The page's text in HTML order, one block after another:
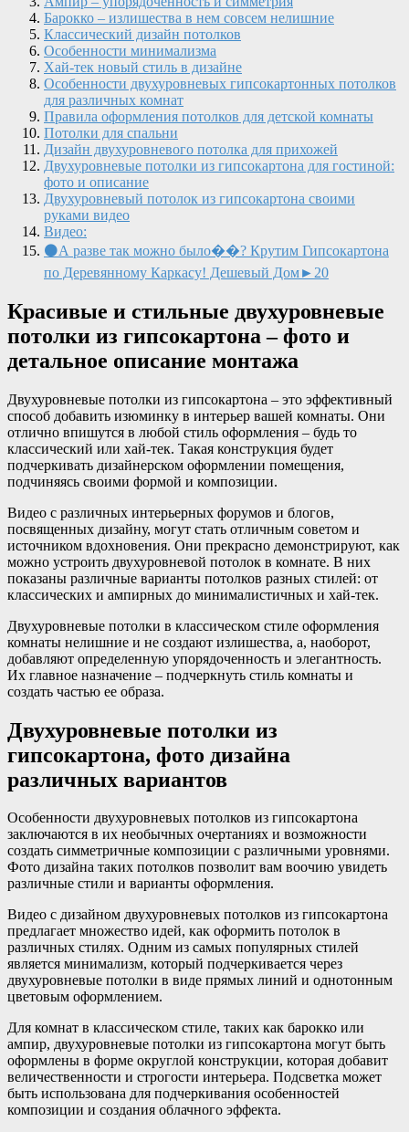
Барокко – излишества в нем совсем нелишние
Классический дизайн потолков
Особенности минимализма
Хай-тек новый стиль в дизайне
Особенности двухуровневых гипсокартонных потолков
для различных комнат
Правила оформления потолков для детской комнаты
Потолки для спальни
Дизайн двухуровневого потолка для прихожей
Двухуровневые потолки из гипсокартона для гостиной:
фото и описание
Двухуровневый потолок из гипсокартона своими
руками видео
Видео:
⚫А разве так можно было��? Крутим Гипсокартона
по Деревянному Каркасу! Дешевый Дом►20
Красивые и стильные двухуровневые
потолки из гипсокартона – фото и
детальное описание монтажа
Двухуровневые потолки из гипсокартона – это эффективный
способ добавить изюминку в интерьер вашей комнаты. Они
отлично впишутся в любой стиль оформления – будь то
классический или хай-тек. Такая конструкция будет
подчеркивать дизайнерском оформлении помещения,
подчиняясь своими формой и композиции.
Видео с различных интерьерных форумов и блогов,
посвященных дизайну, могут стать отличным советом и
источником вдохновения. Они прекрасно демонстрируют, как
можно устроить двухуровневой потолок в комнате. В них
показаны различные варианты потолков разных стилей: от
классических и ампирных до минималистичных и хай-тек.
Двухуровневые потолки в классическом стиле оформления
комнаты нелишние и не создают излишества, а, наоборот,
добавляют определенную упорядоченность и элегантность.
Их главное назначение – подчеркнуть стиль комнаты и
создать частью ее образа.
Двухуровневые потолки из
гипсокартона, фото дизайна
различных вариантов
Особенности двухуровневых потолков из гипсокартона
заключаются в их необычных очертаниях и возможности
создать симметричные композиции с различными уровнями.
Фото дизайна таких потолков позволит вам воочию увидеть
различные стили и варианты оформления.
Видео с дизайном двухуровневых потолков из гипсокартона
предлагает множество идей, как оформить потолок в
различных стилях. Одним из самых популярных стилей
является минимализм, который подчеркивается через
двухуровневые потолки в виде прямых линий и однотонным
цветовым оформлением.
Для комнат в классическом стиле, таких как барокко или
ампир, двухуровневые потолки из гипсокартона могут быть
оформлены в форме округлой конструкции, которая добавит
величественности и строгости интерьера. Подсветка может
быть использована для подчеркивания особенностей
композиции и создания облачного эффекта.